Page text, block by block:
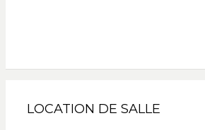
LOCATION DE SALLE